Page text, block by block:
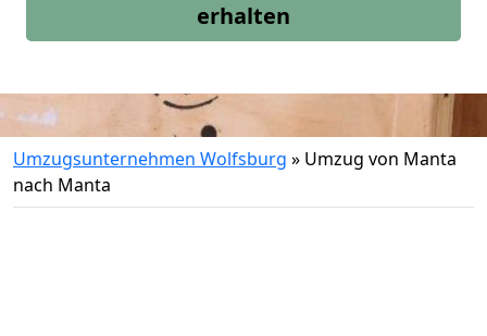
erhalten
Umzugsunternehmen Wolfsburg » Umzug von Manta
nach Manta